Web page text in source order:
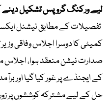
لیے ورکنگ گروپس تشکیل
تفصیلات کے مطابق نیشنل
کمیٹی کا دوسرا اجلاس وفاقی
صدارت نیشن منعقد ہوا، اجلاس
کے ایجنڈے پر غور کیا گیا
حل کے لیے مشترکہ کوششوں پر